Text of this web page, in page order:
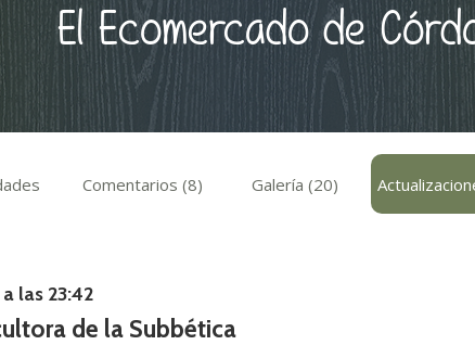
El Ecomercado de
Comentarios (8) Galería (20)
las 23:42
de la Subbética